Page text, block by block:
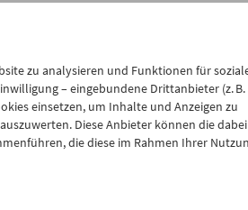
zu analysieren und Funktionen für
– eingebundene Drittanbieter (z. B.
einsetzen, um Inhalte und Anzeigen zu
Diese Anbieter können die dabei
die diese im Rahmen Ihrer